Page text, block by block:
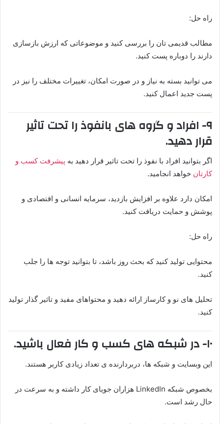
راه حل:
مطالب قدیمی تان را بررسی کنید و موضوعاتی که ارزش بازسازی
دارند را دوباره پست کنید.
می توانید بسته به نیاز و در صورت امکان، تغییرات مختلف را نیز در
پست جدید اعمال کنید.
۹- افراد و گروه های بانفوذ را تحت تاثیر
قرار دهید.
اگر بتوانید افراد با نفوذ را تحت تاثیر قرار دهید به پیشرفت کسب و
کارتان خواهد انجامید.
امکان دارد علاوه بر افزایش بازدید، سرمایه انسانی و اقتصادی و
پوشش و حمایت دریافت کنید.
راه حل:
محتوایی تولید کنید که بحث روز باشد، تا بتوانید توجه ها را جلب
کنید.
تحلیل های نو و کارساز ارائه دهید و محتواهای مفید و تاثیر گذار تولید
کنید.
۱۰- در شبکه های کسب و کار فعال باشید.
این وبسایت و شبکه ها، دربردارنده ی تعداد زیادی کاربر هستند.
بخصوص شبکه LinkedIn هزاران جویای کار داشته و به سرعت در
حال رشد است.